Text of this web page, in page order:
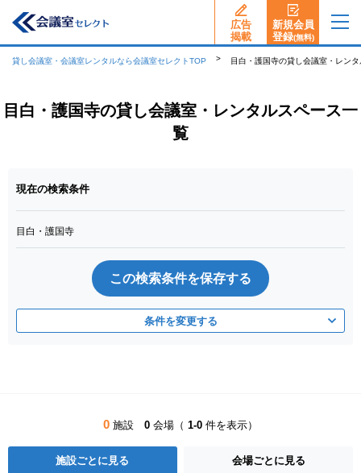
広告
揭載
新規会員
登録(無料)
貸し会議室・会議室レンタルなら会議室セレクトTOP 目白・護国寺の貸し会議室・レン
目白・護国寺の貸し会議室・レンタルスペース一
覧
現在の検索条件
目白・護国寺
この検索条件を保存する
条件を変更する
0 施設 0 会場（ 1-0 件を表示）
施設ごとに見る 会場ごとに見る